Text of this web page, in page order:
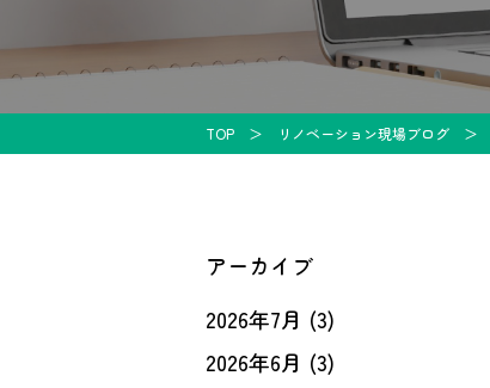
TOP リノベーション現場ブログ
アーカイブ
2026年7月 (3)
2026年6月 (3)